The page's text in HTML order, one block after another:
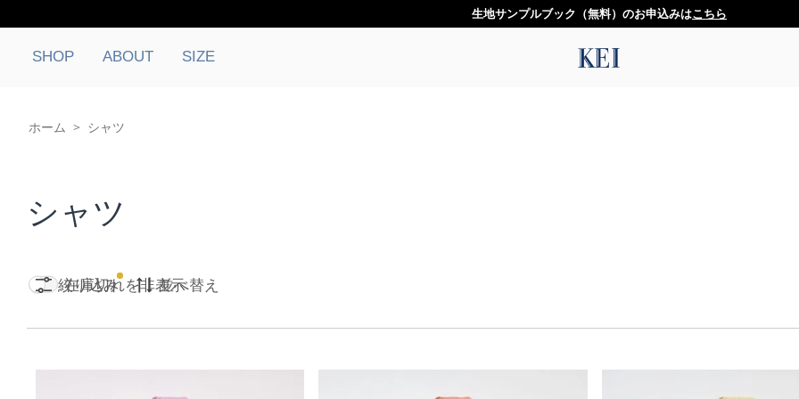
生地サンプルブック（無料）のお申込みはこちら
SHOP ABOUT SIZE
ホーム > シャツ
シャツ
在庫切れを非表示
絞り込み 並べ替え